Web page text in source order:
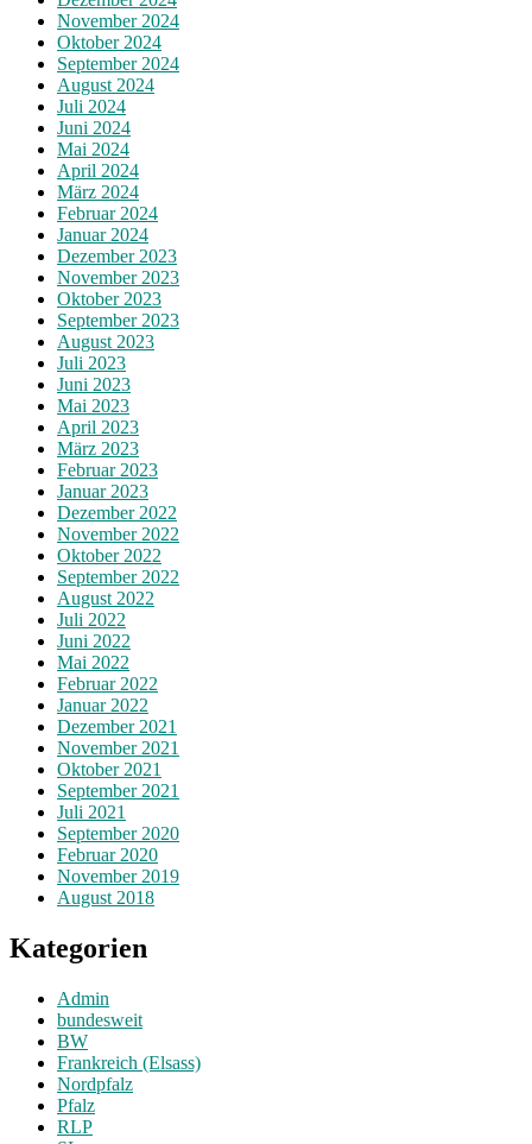
November 2024
Oktober 2024
September 2024
August 2024
Juli 2024
Juni 2024
Mai 2024
April 2024
März 2024
Februar 2024
Januar 2024
Dezember 2023
November 2023
Oktober 2023
September 2023
August 2023
Juli 2023
Juni 2023
Mai 2023
April 2023
März 2023
Februar 2023
Januar 2023
Dezember 2022
November 2022
Oktober 2022
September 2022
August 2022
Juli 2022
Juni 2022
Mai 2022
Februar 2022
Januar 2022
Dezember 2021
November 2021
Oktober 2021
September 2021
Juli 2021
September 2020
Februar 2020
November 2019
August 2018
Kategorien
Admin
bundesweit
BW
Frankreich (Elsass)
Nordpfalz
Pfalz
RLP